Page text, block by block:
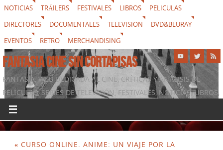
NOTICIAS TRÁILERS FESTIVALES LIBROS
PELICULAS
DIRECTORES
DOCUMENTALES TELEVISION
DVD&BLURAY
EVENTOS
RETRO MERCHANDISING
FANTASIA CINE SIN CORTAPISAS
FANTASIA, WEB DEDICADA AL CINE, CRÍTICAS Y ANÁLISIS DE
PELÍCULAS, SERIES DE TELEVISIÓN, FESTIVALES, NOTICIAS, LIBROS,
DVD & BLURAY, MERCHANDISING Y TODO LO QUE RODEA AL
SÉPTIMO ARTE
« CURSO ONLINE. ANIME: UN VIAJE POR LA